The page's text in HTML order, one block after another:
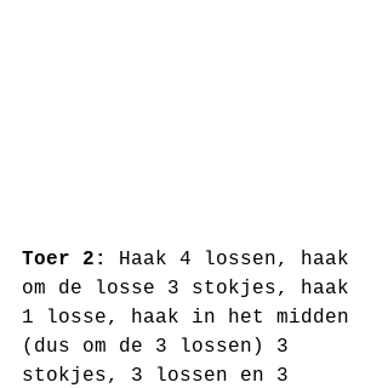
Toer 2:
Haak 4 lossen, haak
om de losse 3 stokjes, haak
1 losse, haak in het midden
(dus om de 3 lossen) 3
stokjes, 3 lossen en 3